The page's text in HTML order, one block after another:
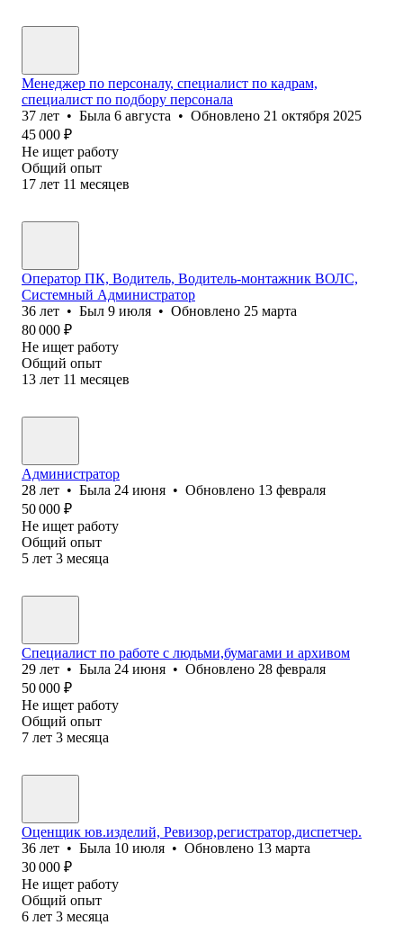
Менеджер по персоналу, специалист по кадрам,
специалист по подбору персонала
37 лет • Была 6 августа • Обновлено 21 октября 2025
45 000 ₽
Не ищет работу
Общий опыт
17 лет 11 месяцев
Оператор ПК, Водитель, Водитель-монтажник ВОЛС,
Системный Администратор
36 лет • Был 9 июля • Обновлено 25 марта
80 000 ₽
Не ищет работу
Общий опыт
13 лет 11 месяцев
Администратор
28 лет • Была 24 июня • Обновлено 13 февраля
50 000 ₽
Не ищет работу
Общий опыт
5 лет 3 месяца
Специалист по работе с людьми,бумагами и архивом
29 лет • Была 24 июня • Обновлено 28 февраля
50 000 ₽
Не ищет работу
Общий опыт
7 лет 3 месяца
Оценщик юв.изделий, Ревизор,регистратор,диспетчер.
36 лет • Была 10 июля • Обновлено 13 марта
30 000 ₽
Не ищет работу
Общий опыт
6 лет 3 месяца